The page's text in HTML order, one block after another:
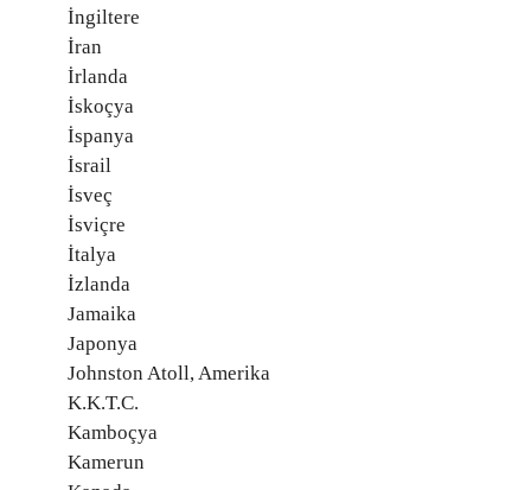
İngiltere
İran
İrlanda
İskoçya
İspanya
İsrail
İsveç
İsviçre
İtalya
İzlanda
Jamaika
Japonya
Johnston Atoll, Amerika
K.K.T.C.
Kamboçya
Kamerun